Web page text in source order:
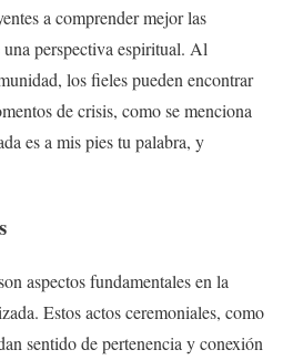
a comprender mejor las
perspectiva espiritual. Al
los fieles pueden encontrar
de crisis, como se menciona
es a mis pies tu palabra, y
aspectos fundamentales en la
Estos actos ceremoniales, como
sentido de pertenencia y conexión